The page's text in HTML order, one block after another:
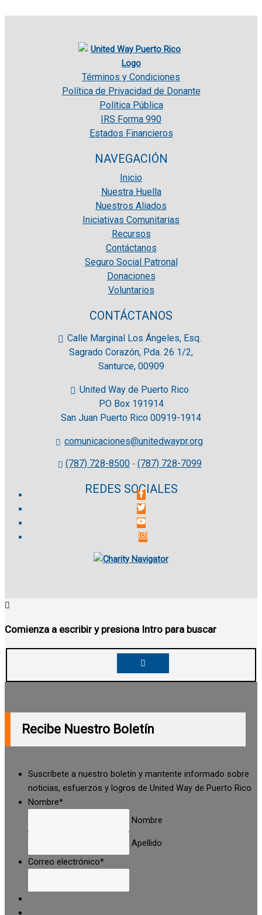
Términos y Condiciones
Política de Privacidad de Donante
Política Pública
IRS Forma 990
Estados Financieros
NAVEGACIÓN
Inicio
Nuestra Huella
Nuestros Aliados
Iniciativas Comunitarias
Recursos
Contáctanos
Seguro Social Patronal
Donaciones
Voluntarios
CONTÁCTANOS
Calle Marginal Los Ángeles, Esq.
Sagrado Corazón, Pda. 26 1/2,
Santurce, 00909
United Way de Puerto Rico
PO Box 191914
San Juan Puerto Rico 00919-1914
comunicaciones@unitedwaypr.org
(787) 728-8500 - (787) 728-7099
REDES SOCIALES
Comienza a escribir y presiona Intro para buscar
Recibe Nuestro Boletín
Suscríbete a nuestro boletín y mantente informado sobre
noticias, esfuerzos y logros de United Way de Puerto Rico
Nombre*
Nombre
Apellido
Correo electrónico*